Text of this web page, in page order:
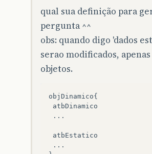
qual sua definição para
pergunta ^^
obs: quando digo 'dados
serao modificados,
objetos.
objDinamico{
atbDinamico
...
atbEstatico
...